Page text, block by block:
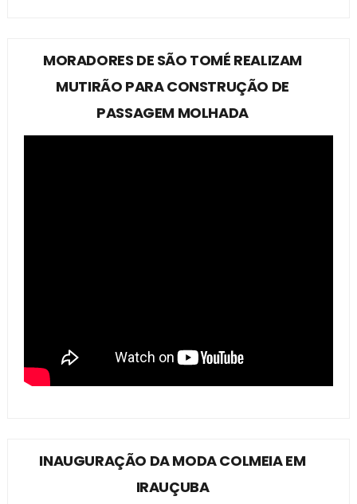
MORADORES DE SÃO TOMÉ REALIZAM
MUTIRÃO PARA CONSTRUÇÃO DE
PASSAGEM MOLHADA
INAUGURAÇÃO DA MODA COLMEIA EM
IRAUÇUBA